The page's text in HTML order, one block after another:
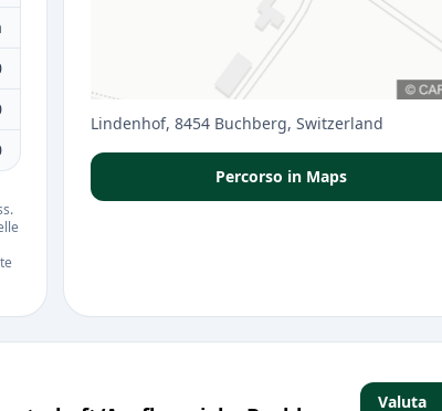
Lindenhof, 8454 Buchberg, Switzerland
Percorso in Maps
Valuta